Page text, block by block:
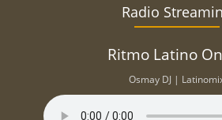
Radio
Ritmo Latino
Osmay DJ |